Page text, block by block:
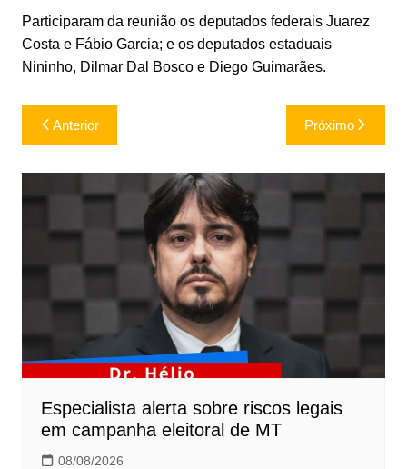
Participaram da reunião os deputados federais Juarez
Costa e Fábio Garcia; e os deputados estaduais
Nininho, Dilmar Dal Bosco e Diego Guimarães.
Navegação
de
Post
Anterior Próximo
Especialista alerta sobre riscos legais
em campanha eleitoral de MT
08/08/2026